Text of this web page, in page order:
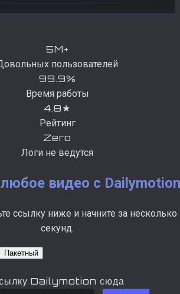
5M+
пользователей
99.9%
Время работы
4.8★
Рейтинг
Zero
Логи не ведутся
видео с Dailymotion
ссылку ниже и начните за несколько
секунд.
Пакетный
Dailymotion сюда